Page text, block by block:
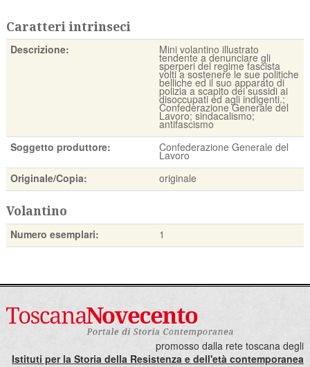
Caratteri intrinseci
Descrizione: Mini volantino illustrato
tendente a denunciare gli
sperperi del regime fascista
volti a sostenere le sue politiche
belliche ed il suo apparato di
polizia a scapito dei sussidi ai
disoccupati ed agli indigenti.;
Confederazione Generale del
Lavoro; sindacalismo;
antifascismo
Soggetto produttore:
Confederazione Generale del
Lavoro
Originale/Copia:
originale
Volantino
Numero esemplari: 1
promosso dalla rete toscana degli
Istituti per la Storia della Resistenza e dell'età contemporanea